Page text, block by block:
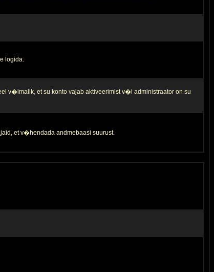
logida.
v�imalik, et su konto vajab aktiveerimist v�i administraator on su
et v�hendada andmebaasi suurust.